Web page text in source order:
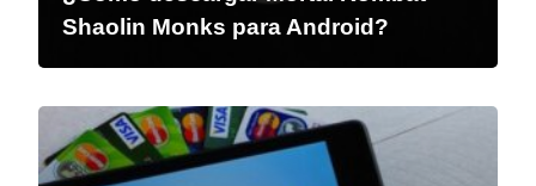
Shaolin Monks para Android?